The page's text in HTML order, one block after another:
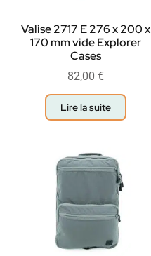
Valise 2717 E 276 x 200 x
170 mm vide Explorer
Cases
82,00 €
Lire la suite